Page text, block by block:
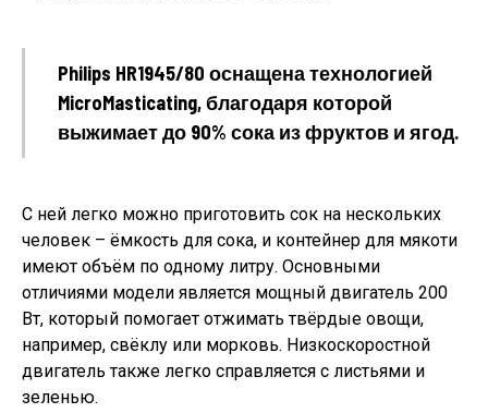
Philips HR1945/80 оснащена технологией
MicroMasticating, благодаря которой
выжимает до 90% сока из фруктов и ягод.
С ней легко можно приготовить сок на нескольких
человек – ёмкость для сока, и контейнер для мякоти
имеют объём по одному литру. Основными
отличиями модели является мощный двигатель 200
Вт, который помогает отжимать твёрдые овощи,
например, свёклу или морковь. Низкоскоростной
двигатель также легко справляется с листьями и
зеленью.